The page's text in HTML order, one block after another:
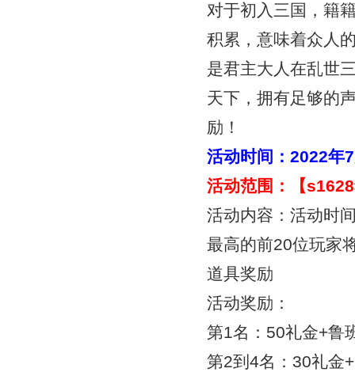
对于初入三国，籍
积累，意味着众人
是君主大人在乱世
天下，拥有足够的
励！
活动时间：2022年
活动范围：【
活动内容：活动时
最高的前20位玩家
道具奖励
活动奖励：
第1名：50礼金+鲁
第2到4名：30礼金